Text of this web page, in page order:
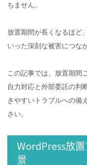
ちません。
放置期間が長くなるほど
いった深刻な被害につな
この記事では、放置期間
自力対応と外部委託の判
きやすいトラブルへの備
さい。
WordPress放
景